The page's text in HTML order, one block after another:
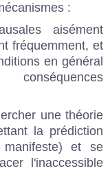
:
aisément
fréquemment, et
en général
une théorie
la prédiction
et se
l'inaccessible